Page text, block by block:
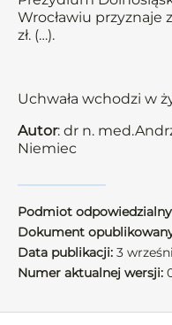
Wrocławiu przyznaje
zł. (…).
Uchwała wchodzi w
Autor: dr n.
Niemiec
Podmiot
Dokument
Data publikacji: 3
Numer aktualnej wersji: